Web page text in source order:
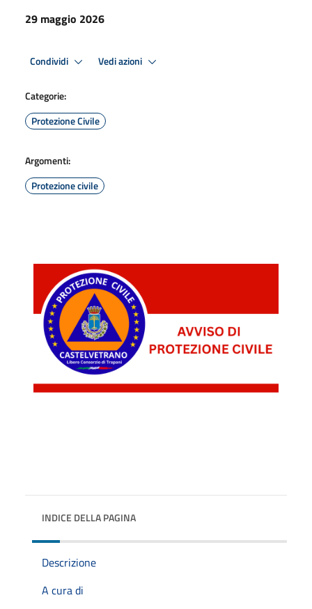
29 maggio 2026
Condividi Vedi azioni
Categorie:
Protezione Civile
Argomenti:
Protezione civile
INDICE DELLA PAGINA
Descrizione
A cura di